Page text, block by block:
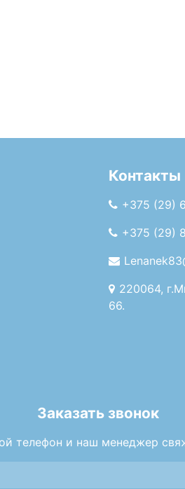
Контакты
+375 (29)
+375 (29)
220064,
66.
Заказать звонок
телефон и наш менеджер